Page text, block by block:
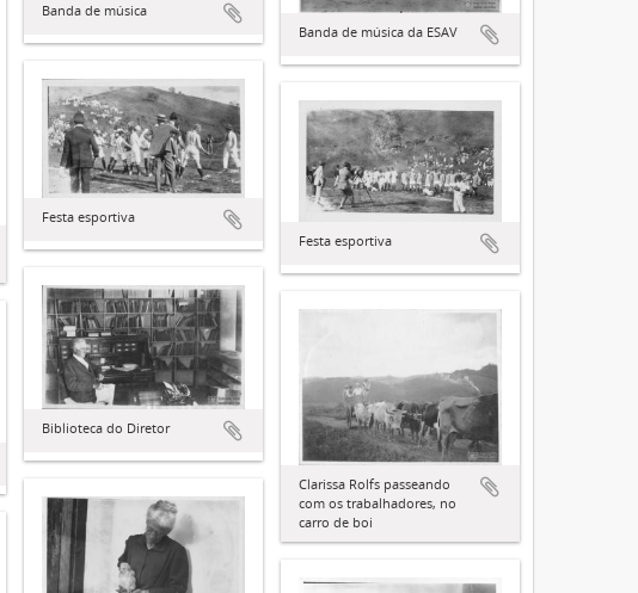
Banda de música da ESAV
Banda de música
Festa esportiva
Festa esportiva
Biblioteca do Diretor
Clarissa Rolfs passeando
com os trabalhadores, no
carro de boi